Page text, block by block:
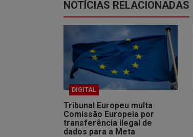
NOTÍCIAS RELACIONADAS
DIGITAL
Tribunal Europeu multa
Comissão Europeia por
transferência ilegal de
dados para a Meta